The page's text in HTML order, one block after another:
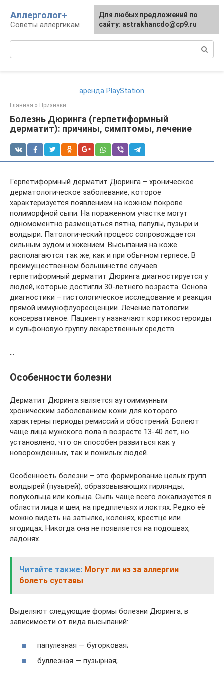
контенту
Аллерголог+
Советы аллергикам
аренда PlayStation
Главная » Признаки
Болезнь Дюринга (герпетиформный
дерматит): причины, симптомы, лечение
Герпетиформный дерматит Дюринга – хроническое
дерматологическое заболевание, которое
характеризуется появлением на кожном покрове
полиморфной сыпи. На пораженном участке могут
одномоментно размещаться пятна, папулы, пузыри и
волдыри. Патологический процесс сопровождается
сильным зудом и жжением. Высыпания на коже
располагаются так же, как и при обычном герпесе. В
преимущественном большинстве случаев
герпетиформный дерматит Дюринга диагностируется у
людей, которые достигли 30-летнего возраста. Основа
диагностики – гистологическое исследование и реакция
прямой иммунофлуоресценции. Лечение патологии
консервативное. Пациенту назначают кортикостероиды
и сульфоновую группу лекарственных средств.
…
Особенности болезни
Дерматит Дюринга является аутоиммунным
хроническим заболеванием кожи для которого
характерны периоды ремиссий и обострений. Болеют
чаще лица мужского пола в возрасте 13-40 лет, но
установлено, что он способен развиться как у
новорожденных, так и пожилых людей.
Особенность болезни – это формирование целых групп
волдырей (пузырей), образовывающих гирлянды,
полукольца или кольца. Сыпь чаще всего локализуется в
области лица и шеи, на предплечьях и локтях. Редко её
можно видеть на затылке, коленях, крестце или
ягодицах. Никогда она не появляется на подошвах,
ладонях.
Читайте также: Могут ли из за аллергии
болеть суставы
Выделяют следующие формы болезни Дюринга, в
зависимости от вида высыпаний:
папулезная — бугорковая;
буллезная — пузырная;
Для любых предложений по
сайту: astrakhancdo@cp9.ru